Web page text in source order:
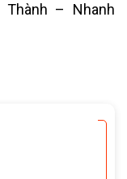
– Nhanh